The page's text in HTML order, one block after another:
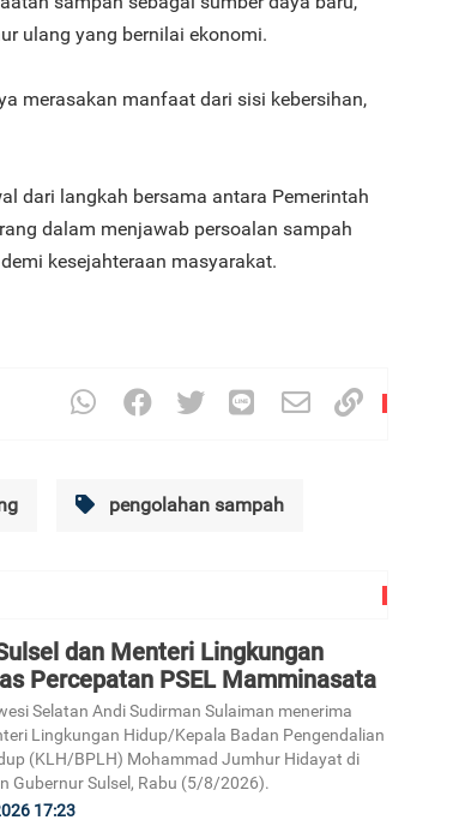
ulang yang bernilai ekonomi.
merasakan manfaat dari sisi kebersihan,
dari langkah bersama antara Pemerintah
dalam menjawab persoalan sampah
kesejahteraan masyarakat.
pengolahan sampah
dan Menteri Lingkungan
Percepatan PSEL Mamminasata
Selatan Andi Sudirman Sulaiman menerima
Lingkungan Hidup/Kepala Badan Pengendalian
(KLH/BPLH) Mohammad Jumhur Hidayat di
Gubernur Sulsel, Rabu (5/8/2026).
17:23